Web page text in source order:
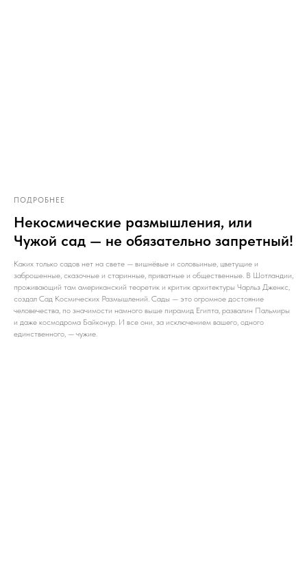
ПОДРОБНЕЕ
Некосмические размышления, или
Чужой сад — не обязательно запретный!
Каких только садов нет на свете — вишнёвые и соловьиные, цветущие и
заброшенные, сказочные и старинные, приватные и общественные. В Шотландии,
проживающий там американский теоретик и критик архитектуры Чарльз Дженкс,
создал Сад Космических Размышлений. Сады — это огромное достояние
человечества, по значимости намного выше пирамид Египта, развалин Пальмиры
и даже космодрома Байконур. И все они, за исключением вашего, одного
единственного, — чужие.